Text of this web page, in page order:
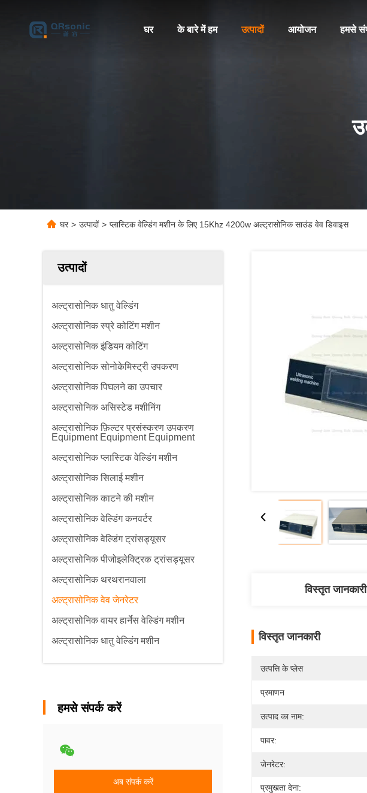
घर के बारे में हम उत्पादों आयोजन हमसे
घर > उत्पादों > प्लास्टिक वेल्डिंग मशीन के लिए 15Khz 4200w अल्ट्रासोनिक साउंड वेव डिवाइस
उत्पादों
अल्ट्रासोनिक धातु वेल्डिंग
अल्ट्रासोनिक स्प्रे कोटिंग मशीन
अल्ट्रासोनिक इंडियम कोटिंग
अल्ट्रासोनिक सोनोकेमिस्ट्री उपकरण
अल्ट्रासोनिक पिघलने का उपचार
अल्ट्रासोनिक असिस्टेड मशीनिंग
अल्ट्रासोनिक फ़िल्टर प्रसंस्करण उपकरण
Equipment Equipment Equipment
अल्ट्रासोनिक प्लास्टिक वेल्डिंग मशीन
अल्ट्रासोनिक सिलाई मशीन
अल्ट्रासोनिक काटने की मशीन
अल्ट्रासोनिक वेल्डिंग कनवर्टर
अल्ट्रासोनिक वेल्डिंग ट्रांसड्यूसर
अल्ट्रासोनिक पीजोइलेक्ट्रिक ट्रांसड्यूसर
अल्ट्रासोनिक थरथरानवाला
अल्ट्रासोनिक वेव जेनरेटर
अल्ट्रासोनिक वायर हार्नेस वेल्डिंग मशीन
अल्ट्रासोनिक धातु वेल्डिंग मशीन
हमसे संपर्क करें
अब संपर्क करें
विस्तृत जानकारी
विस्तृत जानकारी
उत्पत्ति के प्लेस
प्रमाणन
उत्पाद का नाम:
पावर:
जेनरेटर:
प्रमुखता देना: